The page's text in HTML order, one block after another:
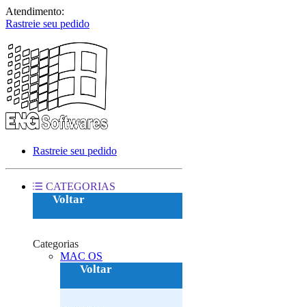
Atendimento:
Rastreie seu pedido
Rastreie seu pedido
CATEGORIAS
Voltar
Categorias
MAC OS‎
Voltar